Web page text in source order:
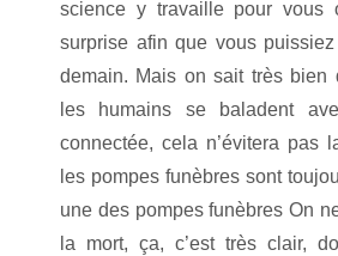
science y travaille pour vous
surprise afin que vous
demain. Mais on sait très bien
les humains se baladent
connectée, cela n’évitera pas
les pompes funèbres sont
une des pompes funèbres On
la mort, ça, c’est très clair,